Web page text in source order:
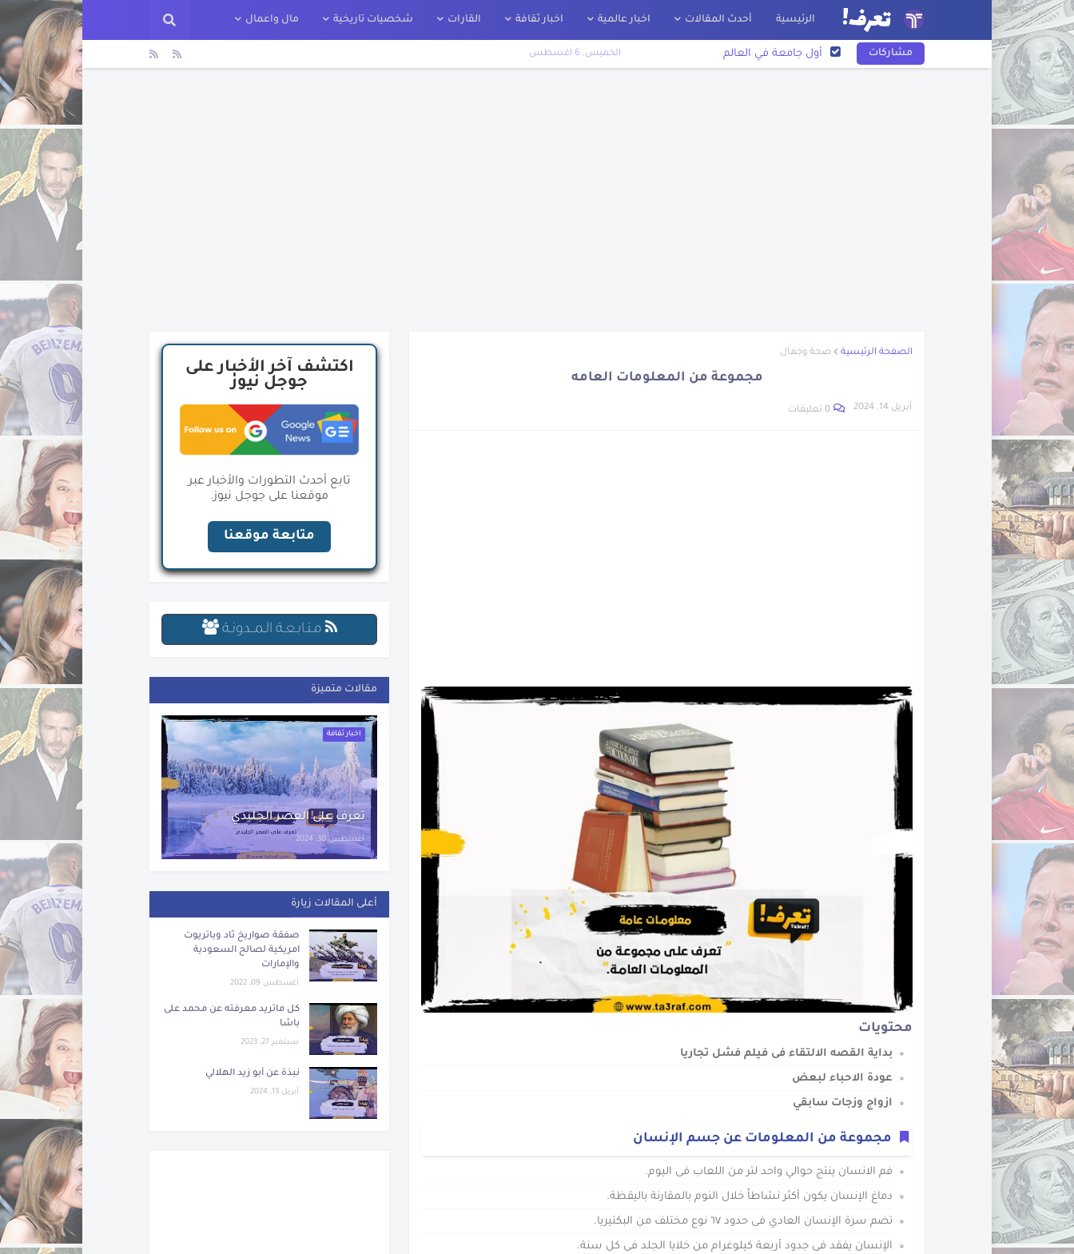
الرئيسية أحدث المقالات اخبار عالمية اخبار ثقافة القارات شخصيات تاريخية مال واعمال
مشاركات أول جامعة في العالم
اتهام نجل وزيرة الهجرة المصرية
الخميس, 6 اغسطس
الصفحة الرئيسية صحة وجمال
مجموعة من المعلومات العامه
أبريل 14, 2024 0 تعليقات
محتويات
بداية القصه الالتقاء فى فيلم فشل تجاريا
عودة الاحباء لبعض
ازواج وزجات سابقي
مجموعة من المعلومات عن جسم الإنسان
فم الانسان ينتج حوالي واحد لتر من اللعاب فى اليوم.
دماغ الإنسان يكون أكثر نشاطاً خلال النوم بالمقارنة باليقظة.
تضم سرة الإنسان العادي فى حدود ٦٧ نوع مختلف من البكتيريا.
الإنسان يفقد فى جدود أربعة كيلوغرام من خلايا الجلد فى كل سنة.
اكتشف آخر الأخبار على
جوجل نيوز
تابع أحدث التطورات والأخبار عبر
موقعنا على جوجل نيوز.
متابعة موقعنا
مـتـابـعـة الـمــدونـة
مقالات متميزة
اخبار ثقافة
تعرف على العصر الجليدي
أغسطس 30, 2024
أعلى المقالات زيارة
صفقة صواريخ ثاد وباتريوت
امريكية لصالح السعودية
والإمارات
أغسطس 09, 2022
كل ماتريد معرفته عن محمد على
باشا
سبتمبر 27, 2023
نبذة عن أبو زيد الهلالي
أبريل 13, 2024